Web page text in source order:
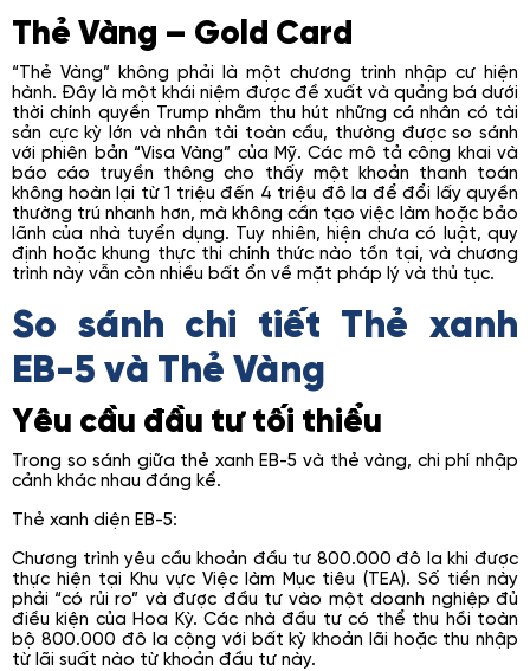
Thẻ Vàng – Gold Card
“Thẻ Vàng” không phải là một chương trình nhập cư hiện
hành. Đây là một khái niệm được đề xuất và quảng bá dưới
thời chính quyền Trump nhằm thu hút những cá nhân có tài
sản cực kỳ lớn và nhân tài toàn cầu, thường được so sánh
với phiên bản “Visa Vàng” của Mỹ. Các mô tả công khai và
báo cáo truyền thông cho thấy một khoản thanh toán
không hoàn lại từ 1 triệu đến 4 triệu đô la để đổi lấy quyền
thường trú nhanh hơn, mà không cần tạo việc làm hoặc bảo
lãnh của nhà tuyển dụng. Tuy nhiên, hiện chưa có luật, quy
định hoặc khung thực thi chính thức nào tồn tại, và chương
trình này vẫn còn nhiều bất ổn về mặt pháp lý và thủ tục.
So sánh chi tiết Thẻ xanh
EB-5 và Thẻ Vàng
Yêu cầu đầu tư tối thiểu
Trong so sánh giữa thẻ xanh EB-5 và thẻ vàng, chi phí nhập
cảnh khác nhau đáng kể.
Thẻ xanh diện EB-5:
Chương trình yêu cầu khoản đầu tư 800.000 đô la khi được
thực hiện tại Khu vực Việc làm Mục tiêu (TEA). Số tiền này
phải “có rủi ro” và được đầu tư vào một doanh nghiệp đủ
điều kiện của Hoa Kỳ. Các nhà đầu tư có thể thu hồi toàn
bộ 800.000 đô la cộng với bất kỳ khoản lãi hoặc thu nhập
từ lãi suất nào từ khoản đầu tư này.